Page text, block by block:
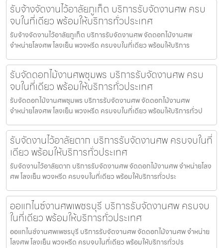
รับจ้างจัดงานไว้อาลัยภูเก็ต บริการรับจัดงานศพ ครบ
จบในที่เดียว พร้อมให้บริการทั่วประเทศ
รับจ้างจัดงานไว้อาลัยภูเก็ต บริการรับจัดงานศพ จัดดอกไม้งานศพ
จำหน่ายโลงศพ โลงเย็น พวงหรีด ครบจบในที่เดียว พร้อมให้บริการ
รับจัดดอกไม้งานศพชุมพร บริการรับจัดงานศพ ครบ
จบในที่เดียว พร้อมให้บริการทั่วประเทศ
รับจัดดอกไม้งานศพชุมพร บริการรับจัดงานศพ จัดดอกไม้งานศพ
จำหน่ายโลงศพ โลงเย็น พวงหรีด ครบจบในที่เดียว พร้อมให้บริการทั่วป
รับจัดงานไว้อาลัยตาก บริการรับจัดงานศพ ครบจบในที่
เดียว พร้อมให้บริการทั่วประเทศ
รับจัดงานไว้อาลัยตาก บริการรับจัดงานศพ จัดดอกไม้งานศพ จำหน่ายโลง
ศพ โลงเย็น พวงหรีด ครบจบในที่เดียว พร้อมให้บริการทั่วประ
ออแกไนซ์งานศพเพชรบุรี บริการรับจัดงานศพ ครบจบ
ในที่เดียว พร้อมให้บริการทั่วประเทศ
ออแกไนซ์งานศพเพชรบุรี บริการรับจัดงานศพ จัดดอกไม้งานศพ จำหน่าย
โลงศพ โลงเย็น พวงหรีด ครบจบในที่เดียว พร้อมให้บริการทั่วปร